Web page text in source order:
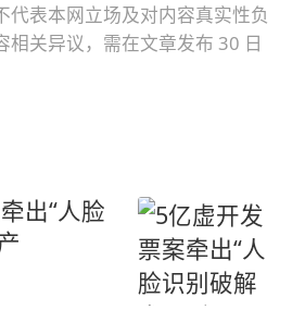
代表本网立场及对内容真实性负
相关异议，需在文章发布 30 日
出“人脸